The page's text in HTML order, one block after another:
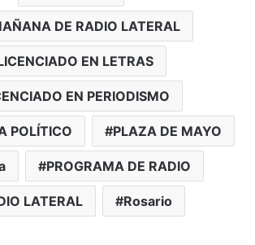
DE RADIO LATERAL
EN LETRAS
EN PERIODISMO
POLÍTICO PLAZA DE MAYO
PROGRAMA DE RADIO
LATERAL Rosario